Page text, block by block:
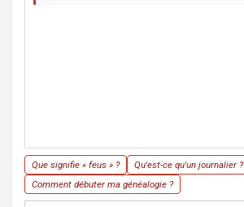
Que signifie « feus » ?
Qu'est-ce qu'un journalier ?
Comment débuter ma généalogie ?